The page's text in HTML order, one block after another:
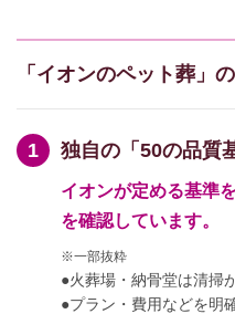
「イオンのペット葬」
独自の「50の品質
イオンが定める基準
を確認しています。
※一部抜粋
●火葬場・納骨堂は清掃
●プラン・費用などを明